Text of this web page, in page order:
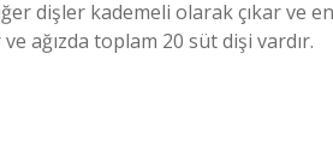
dişler kademeli olarak çıkar ve en
ağızda toplam 20 süt dişi vardır.